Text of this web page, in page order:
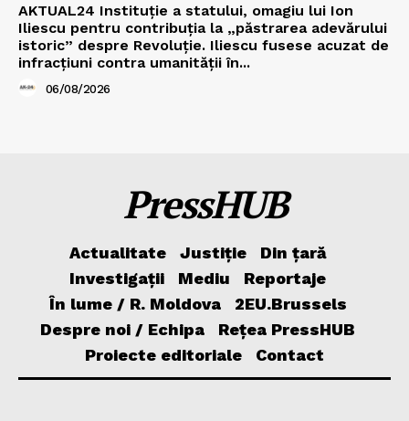
AKTUAL24 Instituție a statului, omagiu lui Ion
Iliescu pentru contribuția la „păstrarea adevărului
istoric” despre Revoluție. Iliescu fusese acuzat de
infracțiuni contra umanității în...
06/08/2026
PressHUB
Actualitate Justiție
Din țară
Investigații
Mediu
Reportaje
În lume / R. Moldova
2EU.Brussels
Despre noi / Echipa
Rețea PressHUB
Proiecte editoriale
Contact